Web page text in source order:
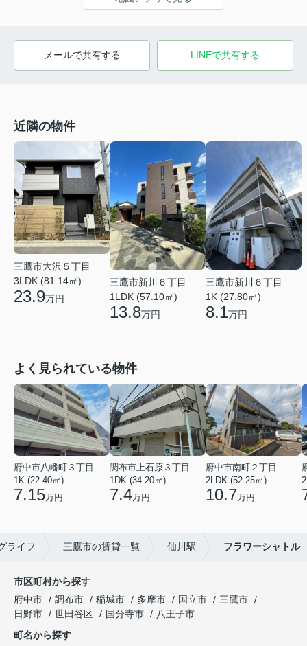
メールで共有する LINEで共有する
近隣の物件
三鷹市大沢５丁目
3LDK (81.14㎡)
23.9万円
三鷹市新川６丁目
1LDK (57.10㎡)
13.8万円
三鷹市新川６丁目
1K (27.80㎡)
8.1万円
よく見られている物件
府中市八幡町３丁目
1K (22.40㎡)
7.15万円
調布市上石原３丁目
1DK (34.20㎡)
7.4万円
府中市南町２丁目
2LDK (52.25㎡)
10.7万円
ライフ 三鷹市の賃貸一覧 仙川駅 フラワーシャトル
市区町村から探す
府中市
調布市 稲城市 多摩市 国立市
三鷹市
日野市
世田谷区 国分寺市
八王子市
町名から探す